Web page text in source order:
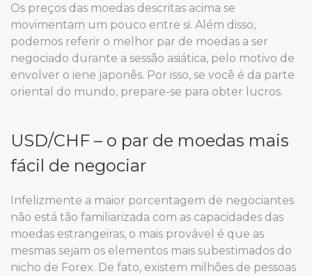
Os preços das moedas descritas acima se
movimentam um pouco entre si. Além disso,
podemos referir o melhor par de moedas a ser
negociado durante a sessão asiática, pelo motivo de
envolver o iene japonês. Por isso, se você é da parte
oriental do mundo, prepare-se para obter lucros.
USD/CHF – o par de moedas mais
fácil de negociar
Infelizmente a maior porcentagem de negociantes
não está tão familiarizada com as capacidades das
moedas estrangeiras, o mais provável é que as
mesmas sejam os elementos mais subestimados do
nicho de Forex. De fato, existem milhões de pessoas